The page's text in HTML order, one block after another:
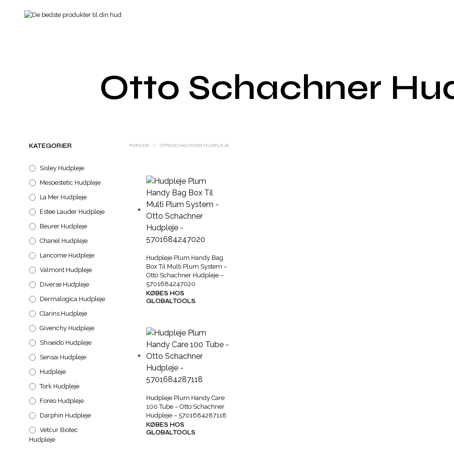
Otto Schachner
KATEGORIER
Sisley Hudpleje
Mesoestetic Hudpleje
La Mer Hudpleje
Estee Lauder Hudpleje
Beurer Hudpleje
Chanel Hudpleje
Lancome Hudpleje
Valmont Hudpleje
Diverse Hudpleje
Dermalogica Hudpleje
Clarins Hudpleje
Givenchy Hudpleje
Shiseido Hudpleje
Sensai Hudpleje
Hudpleje
Tork Hudpleje
Foreo Hudpleje
Darphin Hudpleje
Vetcur Biotec
Hudpleje
FORSIDE / OTTO SCHACHNER HUDPLEJE
Hudpleje Plum Handy Bag
Box Til Multi Plum System –
Otto Schachner Hudpleje –
5701684247020
KØBES HOS
GLOBALTOOLS
Hudpleje Plum Handy Care
100 Tube – Otto Schachner
Hudpleje – 5701684287118
KØBES HOS
GLOBALTOOLS